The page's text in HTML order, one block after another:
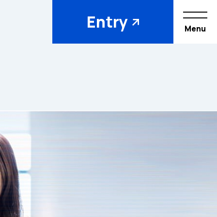
Entry Menu